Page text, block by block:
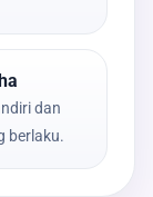
dan
berlaku.